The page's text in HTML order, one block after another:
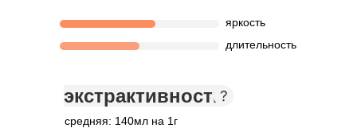
экстрактивность
средняя: 140мл на 1г
яркость
длительность